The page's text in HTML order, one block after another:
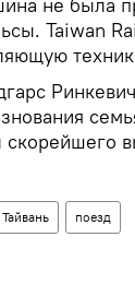
Taiwan
Тайвань поезд